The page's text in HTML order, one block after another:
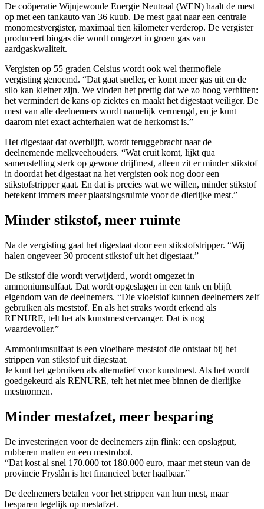
De coöperatie Wijnjewoude Energie Neutraal (WEN) haalt de mest
op met een tankauto van 36 kuub. De mest gaat naar een centrale
monomestvergister, maximaal tien kilometer verderop. De vergister
produceert biogas die wordt omgezet in groen gas van
aardgaskwaliteit.
Vergisten op 55 graden Celsius wordt ook wel thermofiele
vergisting genoemd. “Dat gaat sneller, er komt meer gas uit en de
silo kan kleiner zijn. We vinden het prettig dat we zo hoog verhitten:
het vermindert de kans op ziektes en maakt het digestaat veiliger. De
mest van alle deelnemers wordt namelijk vermengd, en je kunt
daarom niet exact achterhalen wat de herkomst is.”
Het digestaat dat overblijft, wordt teruggebracht naar de
deelnemende melkveehouders. “Wat eruit komt, lijkt qua
samenstelling sterk op gewone drijfmest, alleen zit er minder stikstof
in doordat het digestaat na het vergisten ook nog door een
stikstofstripper gaat. En dat is precies wat we willen, minder stikstof
betekent immers meer plaatsingsruimte voor de dierlijke mest.”
Minder stikstof, meer ruimte
Na de vergisting gaat het digestaat door een stikstofstripper. “Wij
halen ongeveer 30 procent stikstof uit het digestaat.”
De stikstof die wordt verwijderd, wordt omgezet in
ammoniumsulfaat. Dat wordt opgeslagen in een tank en blijft
eigendom van de deelnemers. “Die vloeistof kunnen deelnemers zelf
gebruiken als meststof. En als het straks wordt erkend als
RENURE, telt het als kunstmestvervanger. Dat is nog
waardevoller.”
Ammoniumsulfaat is een vloeibare meststof die ontstaat bij het
strippen van stikstof uit digestaat.
Je kunt het gebruiken als alternatief voor kunstmest. Als het wordt
goedgekeurd als RENURE, telt het niet mee binnen de dierlijke
mestnormen.
Minder mestafzet, meer besparing
De investeringen voor de deelnemers zijn flink: een opslagput,
rubberen matten en een mestrobot.
“Dat kost al snel 170.000 tot 180.000 euro, maar met steun van de
provincie Fryslân is het financieel beter haalbaar.”
De deelnemers betalen voor het strippen van hun mest, maar
besparen tegelijk op mestafzet.